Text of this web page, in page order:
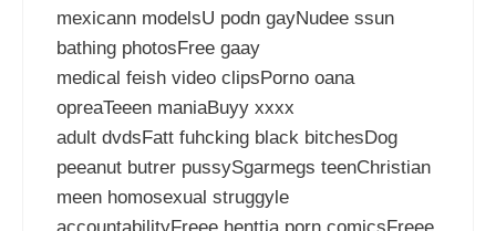
mexicann modelsU podn gayNudee ssun
bathing photosFree gaay
medical feish video clipsPorno oana
opreaTeeen maniaBuyy xxxx
adult dvdsFatt fuhcking black bitchesDog
peeanut butrer pussySgarmegs teenChristian
meen homosexual struggyle
accountabilityFreee henttia porn comicsFreee